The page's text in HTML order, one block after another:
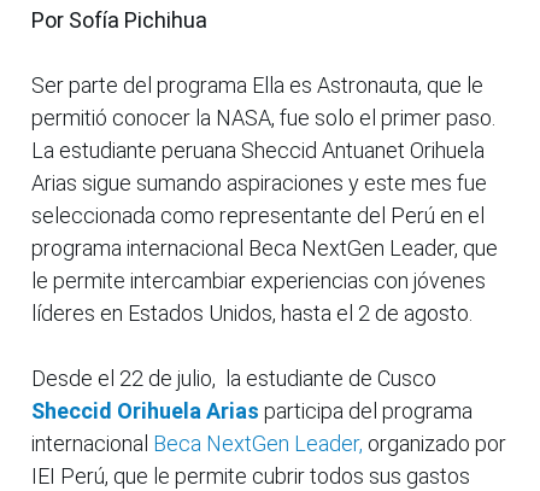
Por Sofía Pichihua
Ser parte del programa Ella es Astronauta, que le
permitió conocer la NASA, fue solo el primer paso.
La estudiante peruana Sheccid Antuanet Orihuela
Arias sigue sumando aspiraciones y este mes fue
seleccionada como representante del Perú en el
programa internacional Beca NextGen Leader, que
le permite intercambiar experiencias con jóvenes
líderes en Estados Unidos, hasta el 2 de agosto.
Desde el 22 de julio, la estudiante de Cusco
Sheccid Orihuela Arias participa del programa
internacional Beca NextGen Leader, organizado por
IEI Perú, que le permite cubrir todos sus gastos